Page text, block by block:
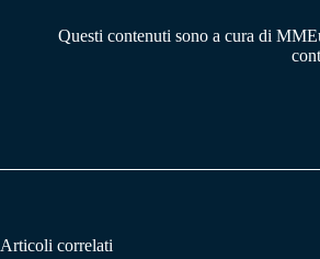
Questi contenuti sono a cura di
Articoli correlati